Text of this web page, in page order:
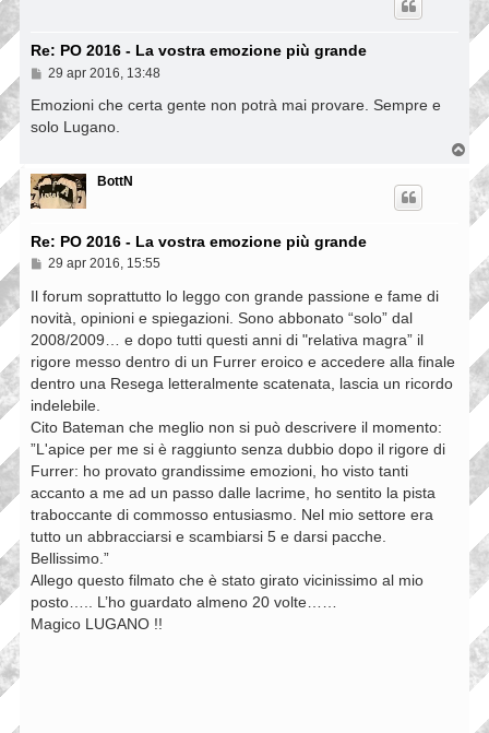
Re: PO 2016 - La vostra emozione più grande
M
s
a
i
o
29 apr 2016, 13:48
Emozioni che certa gente non potrà mai provare. Sempre e
solo Lugano.
p
BottN
Re: PO 2016 - La vostra emozione più grande
M
s
a
g
i
o
29 apr 2016, 15:55
Il forum soprattutto lo leggo con grande passione e fame di
novità, opinioni e spiegazioni. Sono abbonato “solo” dal
2008/2009… e dopo tutti questi anni di "relativa magra” il
rigore messo dentro di un Furrer eroico e accedere alla finale
dentro una Resega letteralmente scatenata, lascia un ricordo
indelebile.
Cito Bateman che meglio non si può descrivere il momento:
”L'apice per me si è raggiunto senza dubbio dopo il rigore di
Furrer: ho provato grandissime emozioni, ho visto tanti
accanto a me ad un passo dalle lacrime, ho sentito la pista
traboccante di commosso entusiasmo. Nel mio settore era
tutto un abbracciarsi e scambiarsi 5 e darsi pacche.
Bellissimo.”
Allego questo filmato che è stato girato vicinissimo al mio
posto….. L’ho guardato almeno 20 volte……
Magico LUGANO !!